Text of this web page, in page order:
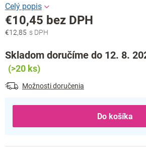
€12,85
€10,45 bez DPH
Jednotková
Skladom doručíme do 12. 8.
(>20 ks)
Možnosti doručenia
Do košíka